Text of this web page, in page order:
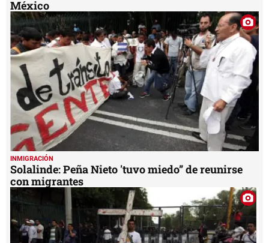
México
INMIGRACIÓN
Solalinde: Peña Nieto 'tuvo miedo” de reunirse
con migrantes